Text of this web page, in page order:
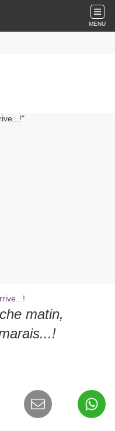
MENU
matin,